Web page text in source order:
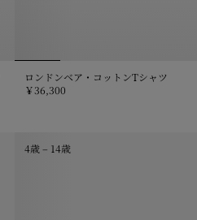
ロンドンベア・コットンTシャツ
￥36,300
4歳 – 14歳